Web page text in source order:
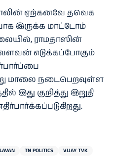
ஏற்கனவே தவெக
இருக்க மாட்டோம்
ராமதாஸின்
எடுக்கப்போகும்
மாலை நடைபெறவுள்ள
இது குறித்து இறுதி
TN POLITICS VIJAY TVK